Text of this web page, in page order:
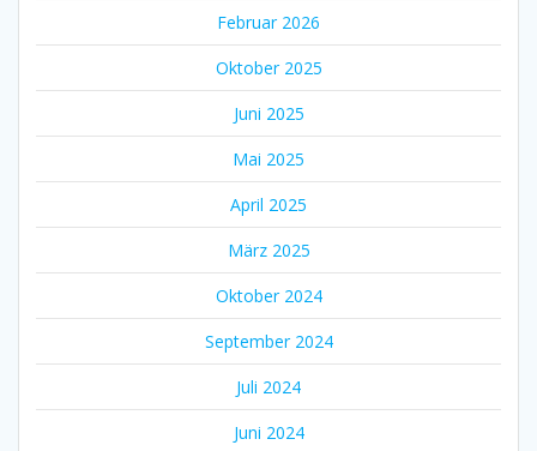
Februar 2026
Oktober 2025
Juni 2025
Mai 2025
April 2025
März 2025
Oktober 2024
September 2024
Juli 2024
Juni 2024